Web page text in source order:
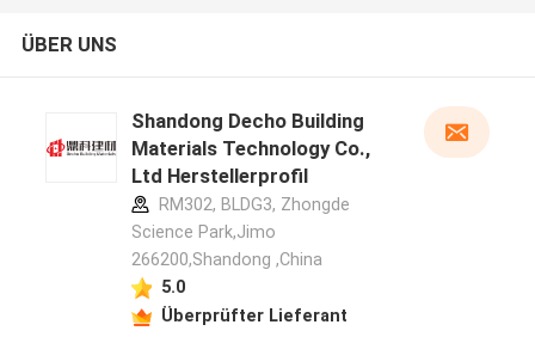
ÜBER UNS
Shandong Decho Building
Materials Technology Co.,
Ltd Herstellerprofil
RM302, BLDG3, Zhongde
Science Park,Jimo
266200,Shandong ,China
5.0
Überprüfter Lieferant